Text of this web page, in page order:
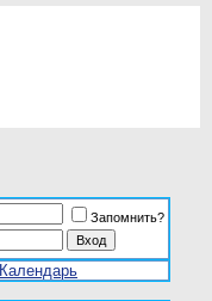
Запомнить?
Календарь